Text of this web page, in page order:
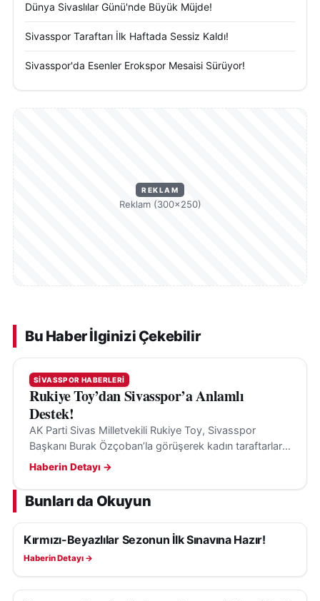
Dünya Sivaslılar Günü'nde Büyük Müjde!
Sivasspor Taraftarı İlk Haftada Sessiz Kaldı!
Sivasspor'da Esenler Erokspor Mesaisi Sürüyor!
REKLAM
Reklam (300×250)
Bu Haber İlginizi Çekebilir
SIVASSPOR HABERLERI
Rukiye Toy’dan Sivasspor’a Anlamlı
Destek!
AK Parti Sivas Milletvekili Rukiye Toy, Sivasspor
Başkanı Burak Özçoban’la görüşerek kadın taraftarların
maçları tribünden izlemesi için loca desteği sağladı.
Haberin Detayı →
Bunları da Okuyun
SIVASSPOR HABERLERI
Kırmızı-Beyazlılar Sezonun İlk Sınavına Hazır!
Haberin Detayı →